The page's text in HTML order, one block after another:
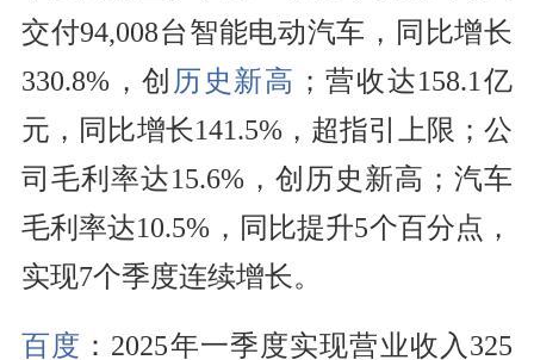
交付94,008台智能电动汽车，同比增长
330.8%，创 历史新高 ；营收达158.1亿
元，同比增长141.5%，超指引上限；公
司毛利率达15.6%，创历史新高；汽车
毛利率达10.5%，同比提升5个百分点，
实现7个季度连续增长。
百度 ：2025年一季度实现营业收入325